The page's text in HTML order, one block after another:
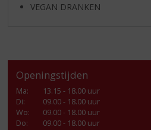
VEGAN DRANKEN
Openingstijden
Ma:
13.15 - 18.00 uur
Di:
09.00 - 18.00 uur
Wo:
09.00 - 18.00 uur
Do:
09.00 - 18.00 uur